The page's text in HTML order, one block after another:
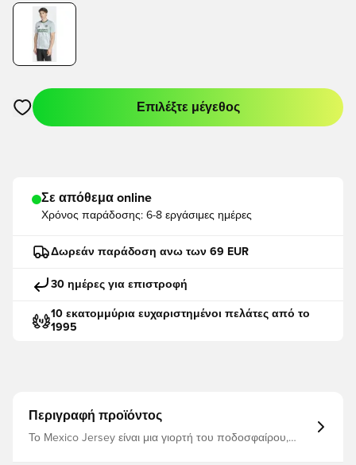
Ανοίγει ένα Modal για να συνδεθείτε ή να εγγραφείτε ως
Επιλέξτε μέγεθος
Σε απόθεμα online
Χρόνος παράδοσης: 6-8 εργάσιμες ημέρες
Δωρεάν παράδοση ανω των 69 EUR
30 ημέρες για επιστροφή
10 εκατομμύρια ευχαριστημένοι πελάτες από το
1995
Περιγραφή προϊόντος
Το Mexico Jersey είναι μια γιορτή του ποδοσφαίρου,